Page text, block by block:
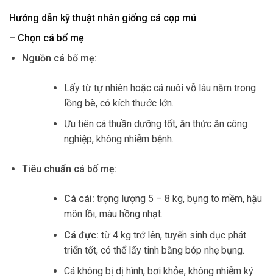
Hướng dẫn kỹ thuật nhân giống cá cọp mú
– Chọn cá bố mẹ
Nguồn cá bố mẹ:
Lấy từ tự nhiên hoặc cá nuôi vỗ lâu năm trong
lồng bè, có kích thước lớn.
Ưu tiên cá thuần dưỡng tốt, ăn thức ăn công
nghiệp, không nhiễm bệnh.
Tiêu chuẩn cá bố mẹ:
Cá cái: trọng lượng 5 – 8 kg, bụng to mềm, hậu
môn lồi, màu hồng nhạt.
Cá đực: từ 4 kg trở lên, tuyến sinh dục phát
triển tốt, có thể lấy tinh bằng bóp nhẹ bụng.
Cá không bị dị hình, bơi khỏe, không nhiễm ký